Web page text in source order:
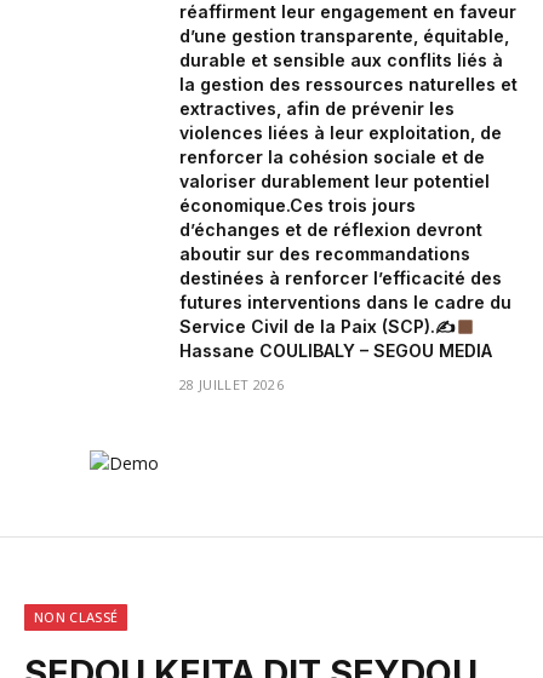
réaffirment leur engagement en faveur
d’une gestion transparente, équitable,
durable et sensible aux conflits liés à
la gestion des ressources naturelles et
extractives, afin de prévenir les
violences liées à leur exploitation, de
renforcer la cohésion sociale et de
valoriser durablement leur potentiel
économique.Ces trois jours
d’échanges et de réflexion devront
aboutir sur des recommandations
destinées à renforcer l’efficacité des
futures interventions dans le cadre du
Service Civil de la Paix (SCP).✍
Hassane COULIBALY – SEGOU MEDIA
28 JUILLET 2026
NON CLASSÉ